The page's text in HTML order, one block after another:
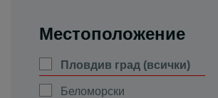
Местоположение
Пловдив град (всички)
Беломорски